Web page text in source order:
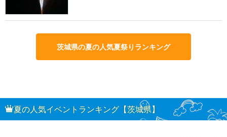
茨城県の夏の人気夏祭りランキング
夏の人気イベントランキング【茨城県】